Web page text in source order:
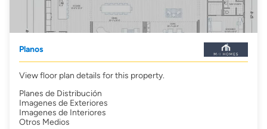
Planos
View floor plan details for this property.
Planes de Distribución
Imagenes de Exteriores
Imagenes de Interiores
Otros Medios